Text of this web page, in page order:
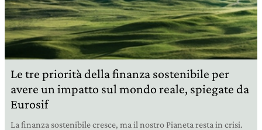
Le tre priorità della finanza sostenibile per
avere un impatto sul mondo reale, spiegate da
Eurosif
La finanza sostenibile cresce, ma il nostro Pianeta resta in crisi.